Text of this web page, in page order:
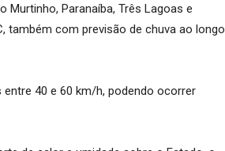
Murtinho, Paranaíba, Três Lagoas e
também com previsão de chuva ao longo
40 e 60 km/h, podendo ocorrer